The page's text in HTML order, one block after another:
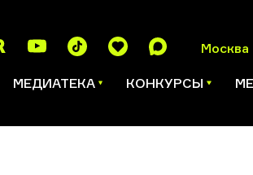
Москва
МЕДИАТЕКА КОНКУРСЫ